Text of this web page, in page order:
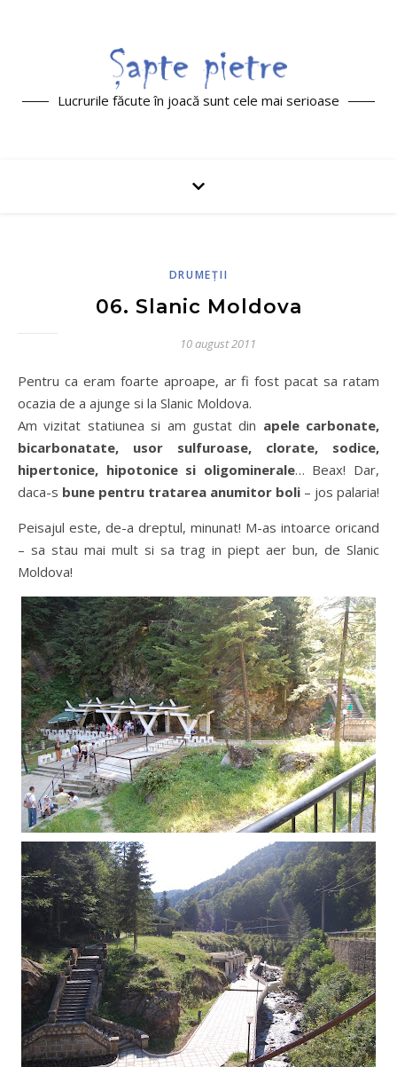
Lucrurile făcute în joacă sunt cele mai serioase
DRUMEŢII
06. Slanic Moldova
10 august 2011
Pentru ca eram foarte aproape, ar fi fost pacat sa ratam
ocazia de a ajunge si la Slanic Moldova.
Am vizitat statiunea si am gustat din apele carbonate,
bicarbonatate, usor sulfuroase, clorate, sodice,
hipertonice, hipotonice si oligominerale… Beax! Dar,
daca-s bune pentru tratarea anumitor boli – jos palaria!
Peisajul este, de-a dreptul, minunat! M-as intoarce oricand
– sa stau mai mult si sa trag in piept aer bun, de Slanic
Moldova!